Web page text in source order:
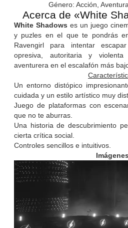
Género: Acción,
Acerca de «White
White Shadows es un juego
y puzles en el que te pondrás
Ravengirl para intentar
opresiva, autoritaria y
aventurera en el escalafón más
Un entorno distópico
cuidada y un estilo artístico muy
Juego de plataformas con
que no te aburras.
Una historia de descubrimiento
cierta crítica social.
Controles sencillos e intuitivos.
Imágenes